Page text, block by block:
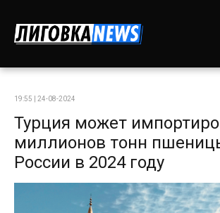
19:55 | 24-08-2024
Турция может
миллионов тонн
России в 2024 году